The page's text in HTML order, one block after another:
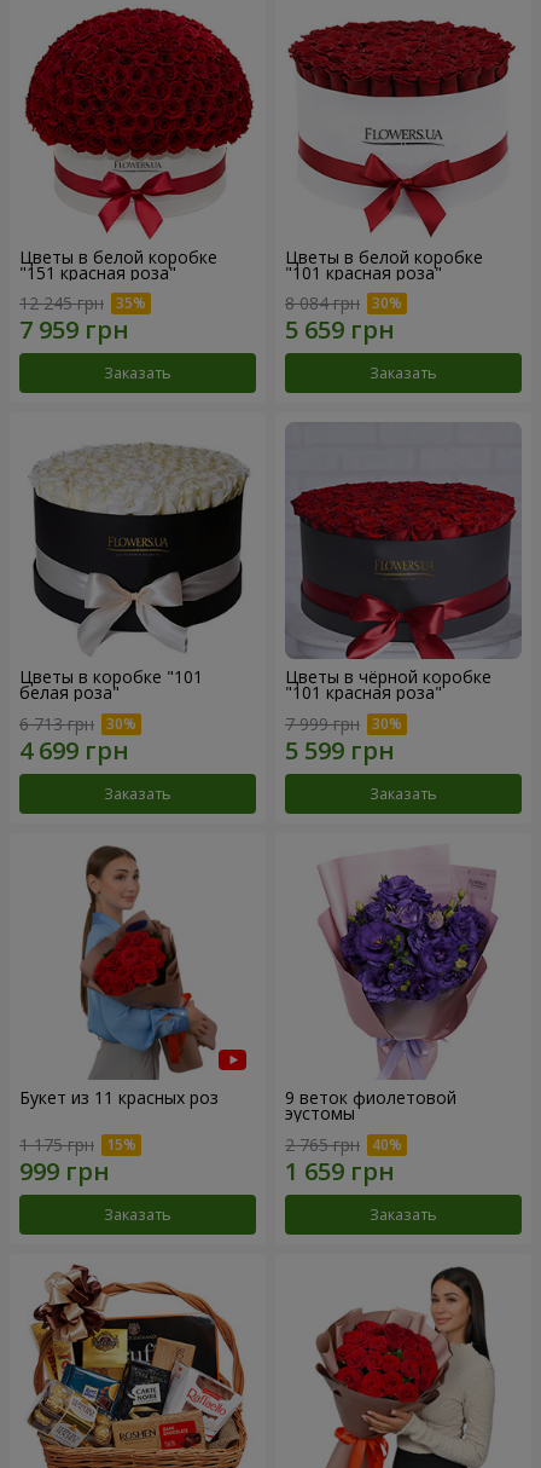
Цветы в белой коробке
"151 красная роза"
12 245 грн
Заказать
Цветы в белой коробке
"101 красная роза"
8 084 грн
Заказать
Цветы в коробке "101
белая роза"
6 713 грн
Заказать
Цветы в чёрной коробке
"101 красная роза"
7 999 грн
Заказать
Букет из 11 красных роз
1 175 грн
Заказать
9 веток фиолетовой
эустомы
2 765 грн
Заказать